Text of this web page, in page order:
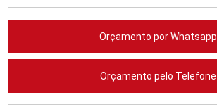
Orçamento por Whatsapp
Orçamento pelo Telefone